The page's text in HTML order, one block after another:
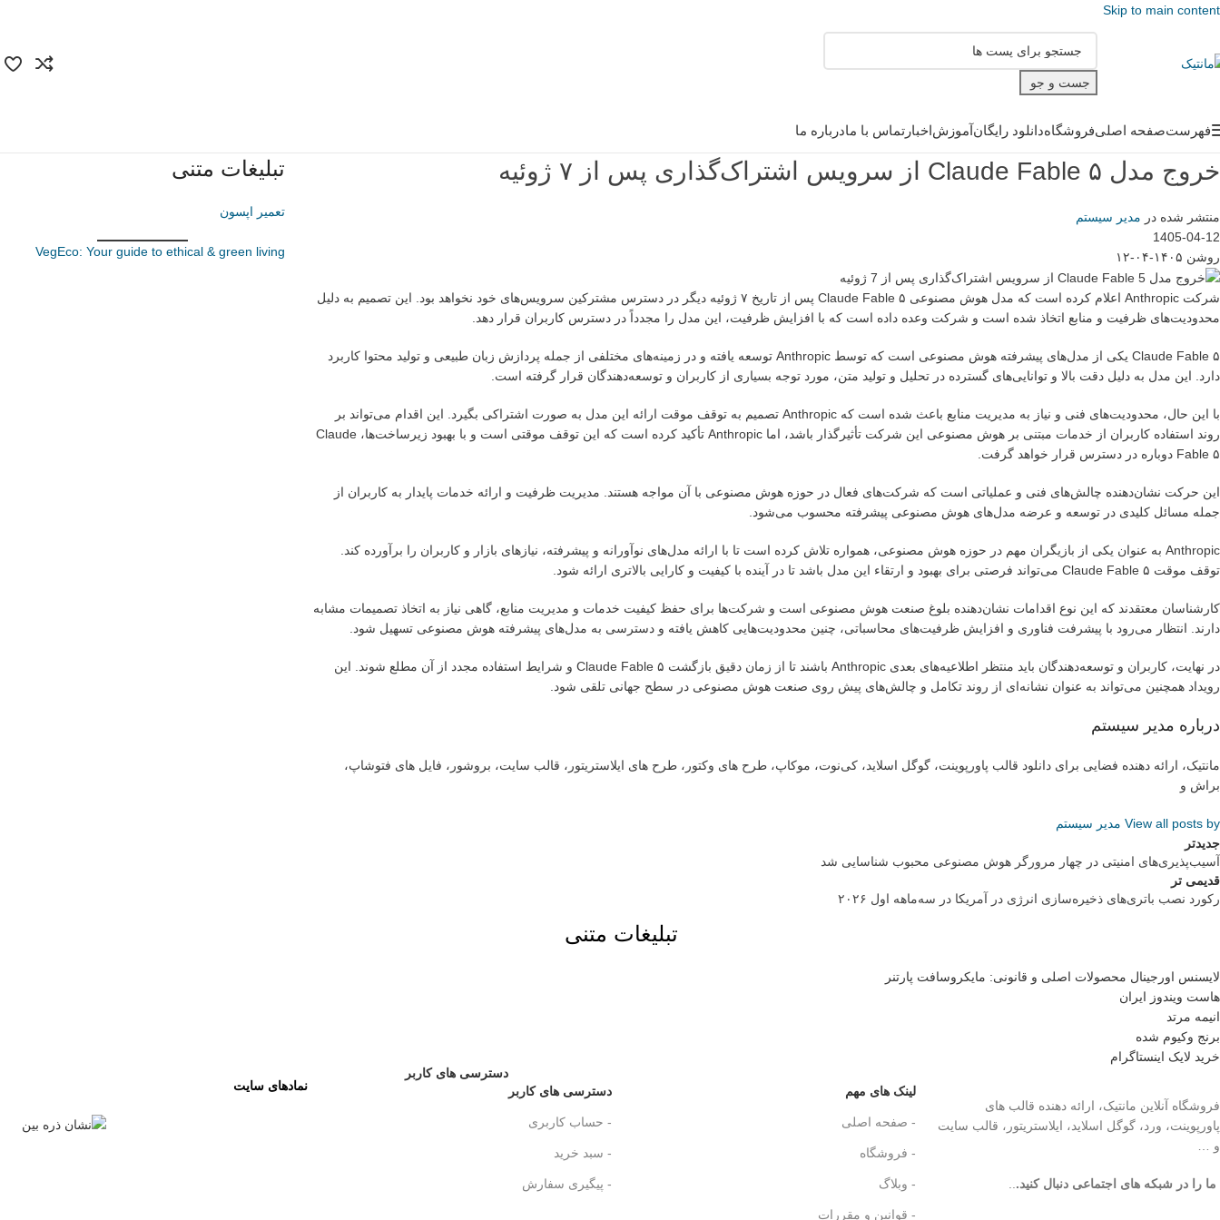
Skip to main content
جست و جو
فهرستصفحه اصلیفروشگاهدانلود رایگانآموزشاخبار تماس با مادرباره ما
خروج مدل Claude Fable ۵ از سرویس اشتراک‌گذاری پس از ۷ ژوئیه
منتشر شده در مدیر سیستم
1405-04-12
روشن ۱۴۰۵-۰۴-۱۲
شرکت Anthropic اعلام کرده است که مدل هوش مصنوعی Claude Fable ۵ پس از تاریخ ۷ ژوئیه دیگر در دسترس مشترکین سرویس‌های خود نخواهد بود. این تصمیم به دلیل
محدودیت‌های ظرفیت و منابع اتخاذ شده است و شرکت وعده داده است که با افزایش ظرفیت، این مدل را مجدداً در دسترس کاربران قرار دهد.
Claude Fable ۵ یکی از مدل‌های پیشرفته هوش مصنوعی است که توسط Anthropic توسعه یافته و در زمینه‌های مختلفی از جمله پردازش زبان طبیعی و تولید محتوا کاربرد
دارد. این مدل به دلیل دقت بالا و توانایی‌های گسترده در تحلیل و تولید متن، مورد توجه بسیاری از کاربران و توسعه‌دهندگان قرار گرفته است.
با این حال، محدودیت‌های فنی و نیاز به مدیریت منابع باعث شده است که Anthropic تصمیم به توقف موقت ارائه این مدل به صورت اشتراکی بگیرد. این اقدام می‌تواند بر
روند استفاده کاربران از خدمات مبتنی بر هوش مصنوعی این شرکت تأثیرگذار باشد، اما Anthropic تأکید کرده است که این توقف موقتی است و با بهبود زیرساخت‌ها، Claude
Fable ۵ دوباره در دسترس قرار خواهد گرفت.
این حرکت نشان‌دهنده چالش‌های فنی و عملیاتی است که شرکت‌های فعال در حوزه هوش مصنوعی با آن مواجه هستند. مدیریت ظرفیت و ارائه خدمات پایدار به کاربران از
جمله مسائل کلیدی در توسعه و عرضه مدل‌های هوش مصنوعی پیشرفته محسوب می‌شود.
Anthropic به عنوان یکی از بازیگران مهم در حوزه هوش مصنوعی، همواره تلاش کرده است تا با ارائه مدل‌های نوآورانه و پیشرفته، نیازهای بازار و کاربران را برآورده کند.
توقف موقت Claude Fable ۵ می‌تواند فرصتی برای بهبود و ارتقاء این مدل باشد تا در آینده با کیفیت و کارایی بالاتری ارائه شود.
کارشناسان معتقدند که این نوع اقدامات نشان‌دهنده بلوغ صنعت هوش مصنوعی است و شرکت‌ها برای حفظ کیفیت خدمات و مدیریت منابع، گاهی نیاز به اتخاذ تصمیمات مشابه
دارند. انتظار می‌رود با پیشرفت فناوری و افزایش ظرفیت‌های محاسباتی، چنین محدودیت‌هایی کاهش یافته و دسترسی به مدل‌های پیشرفته هوش مصنوعی تسهیل شود.
در نهایت، کاربران و توسعه‌دهندگان باید منتظر اطلاعیه‌های بعدی Anthropic باشند تا از زمان دقیق بازگشت Claude Fable ۵ و شرایط استفاده مجدد از آن مطلع شوند. این
رویداد همچنین می‌تواند به عنوان نشانه‌ای از روند تکامل و چالش‌های پیش روی صنعت هوش مصنوعی در سطح جهانی تلقی شود.
درباره مدیر سیستم
مانتیک، ارائه دهنده فضایی برای دانلود قالب پاورپوینت، گوگل اسلاید، کی‌نوت، موکاپ، طرح های وکتور، طرح های ایلاستریتور، قالب سایت، بروشور، فایل های فتوشاپ،
براش و
View all posts by مدیر سیستم
جدیدتر
آسیب‌پذیری‌های امنیتی در چهار مرورگر هوش مصنوعی محبوب شناسایی شد
قدیمی تر
رکورد نصب باتری‌های ذخیره‌سازی انرژی در آمریکا در سه‌ماهه اول ۲۰۲۶
تبلیغات متنی
تعمیر اپسون
VegEco: Your guide to ethical & green living
تبلیغات متنی
لایسنس اورجینال محصولات اصلی و قانونی: مایکروسافت پارتنر
هاست ویندوز ایران
انیمه مرتد
برنج وکیوم شده
خرید لایک اینستاگرام
فروشگاه آنلاین مانتیک، ارائه دهنده قالب های
پاورپوینت، ورد، گوگل اسلاید، ایلاستریتور، قالب سایت
و …
ما را در شبکه های اجتماعی دنبال کنید.
لینک های مهم
- صفحه اصلی
- فروشگاه
- وبلاگ
- قوانین و مقررات
دسترسی های کاربر
دسترسی های کاربر
- حساب کاربری
- سبد خرید
- پیگیری سفارش
نمادهای سایت